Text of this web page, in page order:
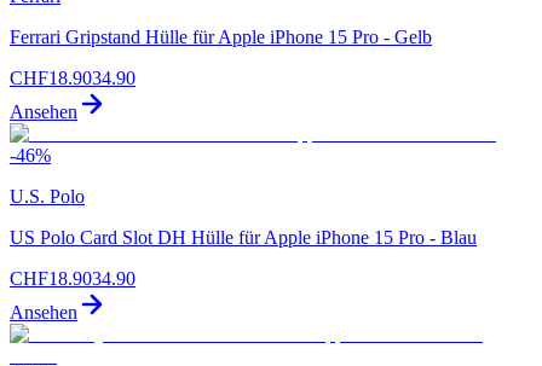
Ferrari Gripstand Hülle für Apple iPhone 15 Pro - Gelb
CHF18.9034.90
Ansehen
-46%
U.S. Polo
US Polo Card Slot DH Hülle für Apple iPhone 15 Pro - Blau
CHF18.9034.90
Ansehen